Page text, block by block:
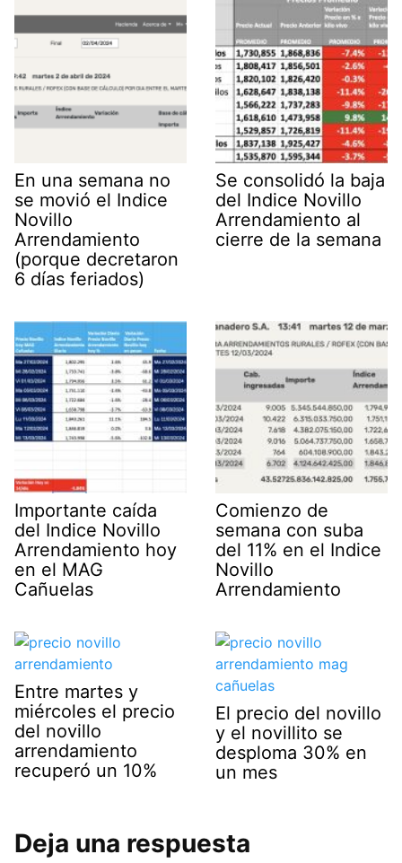
En una semana no
se movió el Indice
Novillo
Arrendamiento
(porque decretaron
6 días feriados)
Se consolidó la baja
del Indice Novillo
Arrendamiento al
cierre de la semana
Importante caída
del Indice Novillo
Arrendamiento hoy
en el MAG
Cañuelas
Comienzo de
semana con suba
del 11% en el Indice
Novillo
Arrendamiento
Entre martes y
miércoles el precio
del novillo
arrendamiento
recuperó un 10%
El precio del novillo
y el novillito se
desploma 30% en
un mes
Deja una respuesta